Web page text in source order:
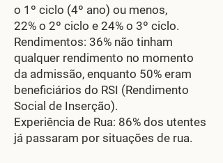
o 1º ciclo (4º ano) ou menos,
22% o 2º ciclo e 24% o 3º ciclo.
Rendimentos: 36% não tinham
qualquer rendimento no momento
da admissão, enquanto 50% eram
beneficiários do RSI (Rendimento
Social de Inserção).
Experiência de Rua: 86% dos utentes
já passaram por situações de rua.